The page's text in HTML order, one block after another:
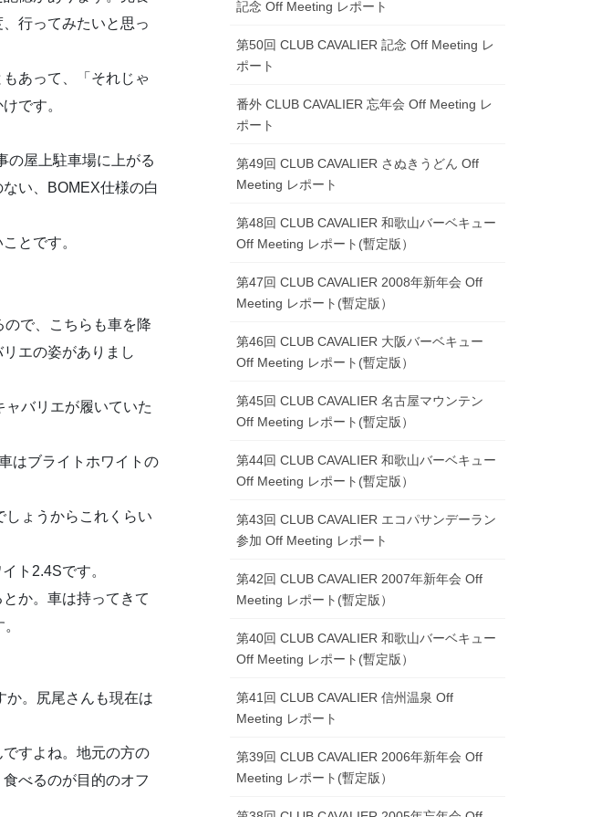
行ってみたいと思っ
あって、「それじゃ
です。
の屋上駐車場に上がる
い、BOMEX仕様の白
とです。
で、こちらも車を降
エの姿がありまし
バリエが履いていた
はブライトホワイトの
ょうからこれくらい
ト2.4Sです。
か。車は持ってきて
。尻尾さんも現在は
すよね。地元の方の
べるのが目的のオフ
記念 Off Meeting レポート
第50回 CLUB CAVALIER 記念 Off Meeting レ
ポート
番外 CLUB CAVALIER 忘年会 Off Meeting レ
ポート
第49回 CLUB CAVALIER さぬきうどん Off
Meeting レポート
第48回 CLUB CAVALIER 和歌山バーベキュー
Off Meeting レポート(暫定版）
第47回 CLUB CAVALIER 2008年新年会 Off
Meeting レポート(暫定版）
第46回 CLUB CAVALIER 大阪バーベキュー
Off Meeting レポート(暫定版）
第45回 CLUB CAVALIER 名古屋マウンテン
Off Meeting レポート(暫定版）
第44回 CLUB CAVALIER 和歌山バーベキュー
Off Meeting レポート(暫定版）
第43回 CLUB CAVALIER エコパサンデーラン
参加 Off Meeting レポート
第42回 CLUB CAVALIER 2007年新年会 Off
Meeting レポート(暫定版）
第40回 CLUB CAVALIER 和歌山バーベキュー
Off Meeting レポート(暫定版）
第41回 CLUB CAVALIER 信州温泉 Off
Meeting レポート
第39回 CLUB CAVALIER 2006年新年会 Off
Meeting レポート(暫定版）